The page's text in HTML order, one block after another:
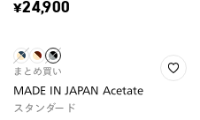
¥24,900
まとめ買い
MADE IN JAPAN Acetate
スタンダード